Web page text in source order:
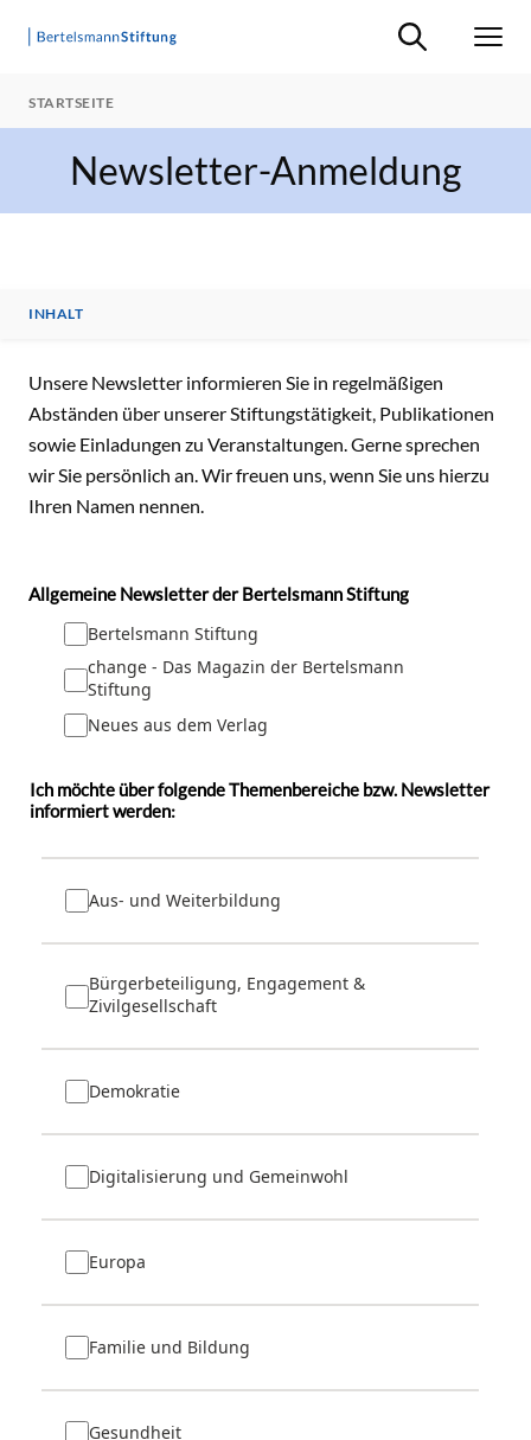
Suche ein-/
STARTSEITE
Newsletter-Anmeldung
INHALT
INHALT
Unsere Newsletter informieren Sie in regelmäßigen
Abständen über unserer Stiftungstätigkeit, Publikationen
sowie Einladungen zu Veranstaltungen. Gerne sprechen
wir Sie persönlich an. Wir freuen uns, wenn Sie uns hierzu
Ihren Namen nennen.
Allgemeine Newsletter der Bertelsmann Stiftung
Bertelsmann Stiftung
change - Das Magazin der Bertelsmann
Stiftung
Neues aus dem Verlag
Ich möchte über folgende Themenbereiche bzw. Newsletter
informiert werden:
Aus- und Weiterbildung
Bürgerbeteiligung, Engagement &
Zivilgesellschaft
Demokratie
Digitalisierung und Gemeinwohl
Europa
Familie und Bildung
Gesundheit